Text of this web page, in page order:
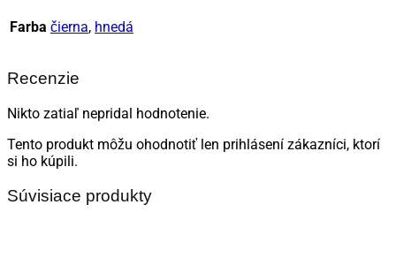
Farba čierna, hnedá
Recenzie
Nikto zatiaľ nepridal hodnotenie.
Tento produkt môžu ohodnotiť len prihlásení zákazníci, ktorí
si ho kúpili.
Súvisiace produkty